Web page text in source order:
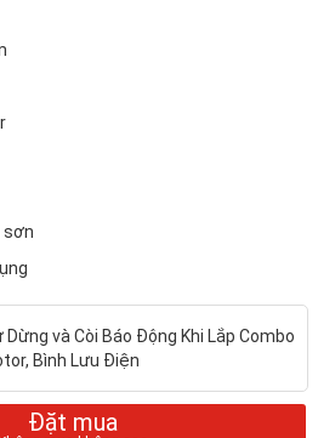
sơn
và Còi Báo Động Khi Lắp Combo
Bình Lưu Điện
Đặt mua